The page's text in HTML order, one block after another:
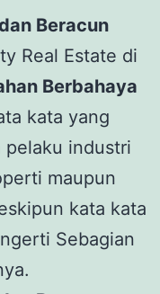
Beracun
Real Estate di
Berbahaya
kata yang
pelaku industri
maupun
kata kata
Sebagian